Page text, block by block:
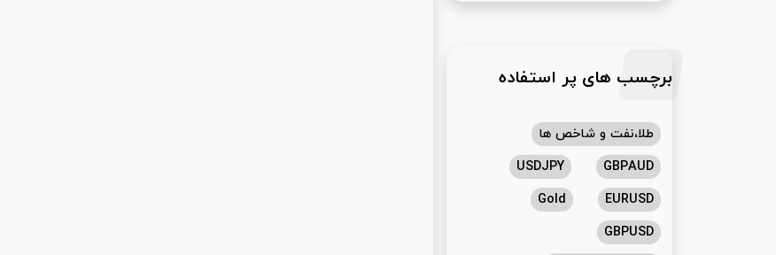
برچسب های پر استفاده
طلا،نفت و شاخص ها
GBPAUD
USDJPY
EURUSD
Gold
GBPUSD